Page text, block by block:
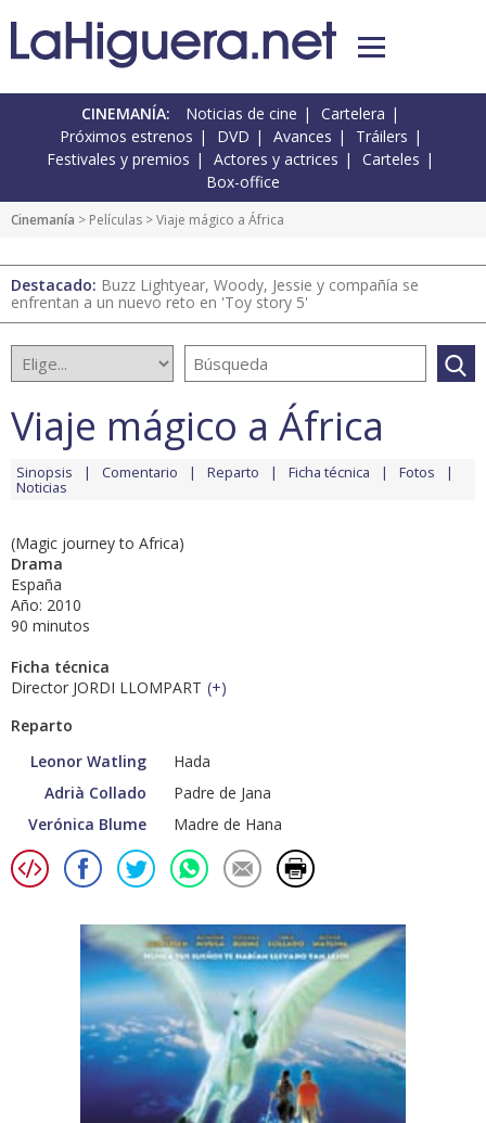
CINEMANÍA: Noticias de cine
Cartelera
Próximos estrenos
DVD Avances
Tráilers
Festivales y premios
Actores y actrices
Carteles
Box-office
Cinemanía > Películas > Viaje mágico a África
Destacado: Buzz Lightyear, Woody, Jessie y compañía se
enfrentan a un nuevo reto en 'Toy story 5'
Viaje mágico a África
Sinopsis Comentario Reparto Ficha técnica Fotos
Noticias
(Magic journey to Africa)
Drama
España
Año: 2010
90 minutos
Ficha técnica
Director JORDI LLOMPART (+)
Reparto
Leonor Watling
Hada
Adrià Collado
Padre de Jana
Verónica Blume
Madre de Hana